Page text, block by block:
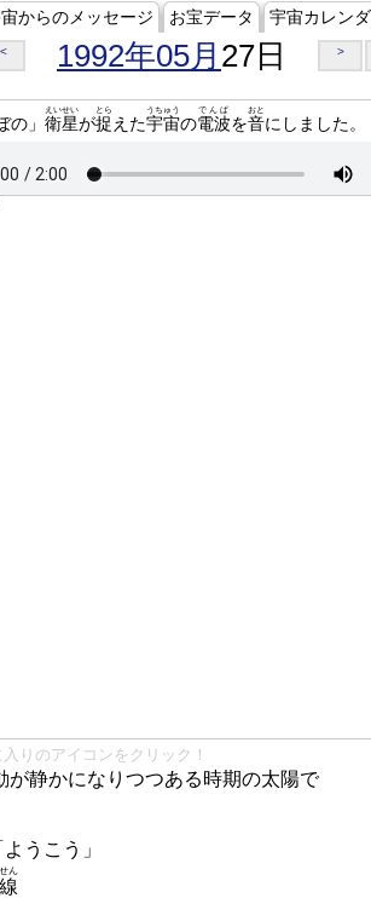
からのメッセージ お宝データ 宇宙カレン
< 1992年05月 27日 >
の」 衛星
えいせい
が捉
とら
えた宇宙
うちゅう
の電波
でんぱ
を音
おと
にしました。
りのアイコンをクリック！
が静かになりつつある時期の太陽で
ようこう」
線
せん